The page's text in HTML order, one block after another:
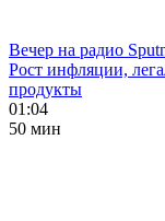
Вечер на радио
Рост инфляции,
продукты
01:04
50 мин